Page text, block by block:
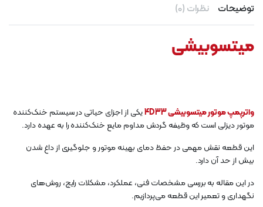
توضیحات نظرات (0)
میتسوبیشی
واترپمپ موتور میتسوبیشی 4D33
یکی از اجزای حیاتی در سیستم خنک‌کننده
موتور دیزلی است که وظیفه گردش مداوم مایع خنک‌کننده را به عهده دارد.
این قطعه نقش مهمی در حفظ دمای بهینه موتور و جلوگیری از داغ شدن
بیش از حد آن دارد.
در این مقاله به بررسی مشخصات فنی، عملکرد، مشکلات رایج، روش‌های
نگهداری و تعمیر این قطعه می‌پردازیم.